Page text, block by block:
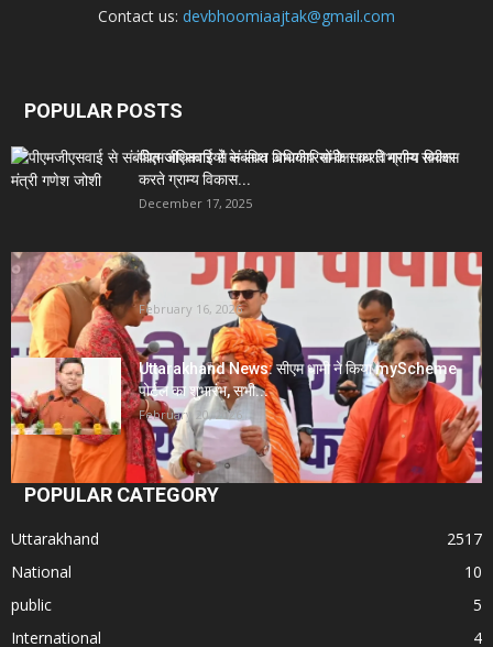
Contact us: devbhoomiaajtak@gmail.com
POPULAR POSTS
पीएमजीएसवाई से संबंधित अधिकारियों के साथ विभागीय समीक्षा
करते ग्राम्य विकास...
December 17, 2025
Uttarakhand News- सीएम धामी सख्त: जनता की समस्याओं
पर देरी बर्दाश्त...
February 16, 2026
Uttarakhand News: सीएम धामी ने किया myScheme
पोर्टल का शुभारंभ, सभी...
February 20, 2026
POPULAR CATEGORY
Uttarakhand
2517
National
10
public
5
International
4